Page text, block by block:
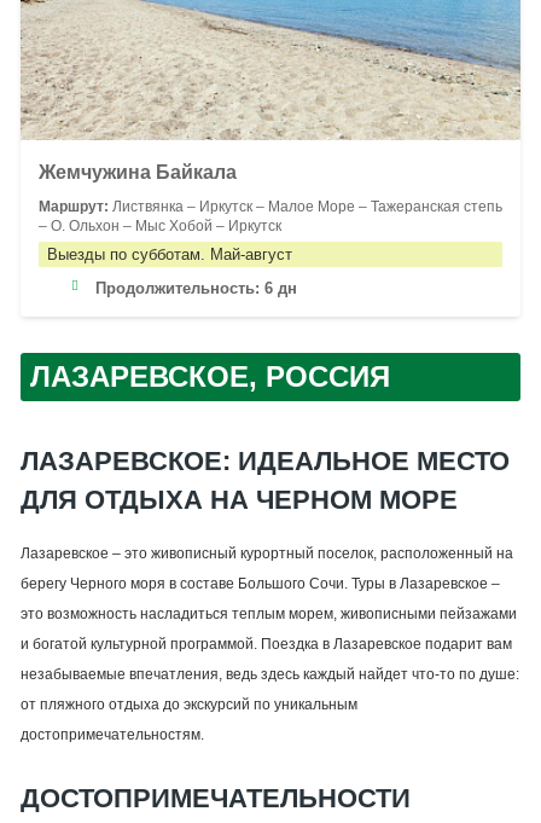
Жемчужина Байкала
Маршрут: Листвянка – Иркутск – Малое Море – Тажеранская степь
– О. Ольхон – Мыс Хобой – Иркутск
Выезды по субботам. Май-август
Продолжительность: 6 дн
ЛАЗАРЕВСКОЕ, РОССИЯ
ЛАЗАРЕВСКОЕ: ИДЕАЛЬНОЕ МЕСТО
ДЛЯ ОТДЫХА НА ЧЕРНОМ МОРЕ
Лазаревское – это живописный курортный поселок, расположенный на
берегу Черного моря в составе Большого Сочи. Туры в Лазаревское –
это возможность насладиться теплым морем, живописными пейзажами
и богатой культурной программой. Поездка в Лазаревское подарит вам
незабываемые впечатления, ведь здесь каждый найдет что-то по душе:
от пляжного отдыха до экскурсий по уникальным
достопримечательностям.
ДОСТОПРИМЕЧАТЕЛЬНОСТИ